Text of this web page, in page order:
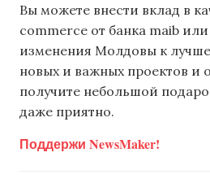
Вы можете внести вклад в
commerce от банка maib
изменения Молдовы к
новых и важных проектов и
получите небольшой
даже приятно.
Поддержи NewsMaker!